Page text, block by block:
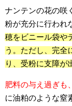
ナンテンの花の咲
粉が充分に行われ
穂をビニール袋や
う。ただし、完全
り、受粉に支障が
肥料の与え過ぎも
に油粕のような窒